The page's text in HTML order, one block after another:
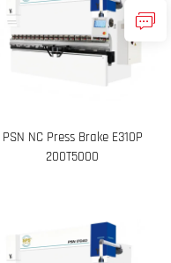
PSN NC Press Brake E310P
200T5000